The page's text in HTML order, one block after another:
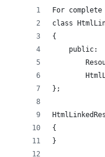
For
class
{
    public:
};
{
}